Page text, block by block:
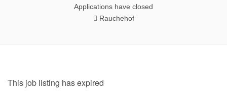
Applications have closed
Rauchehof
This job listing has expired